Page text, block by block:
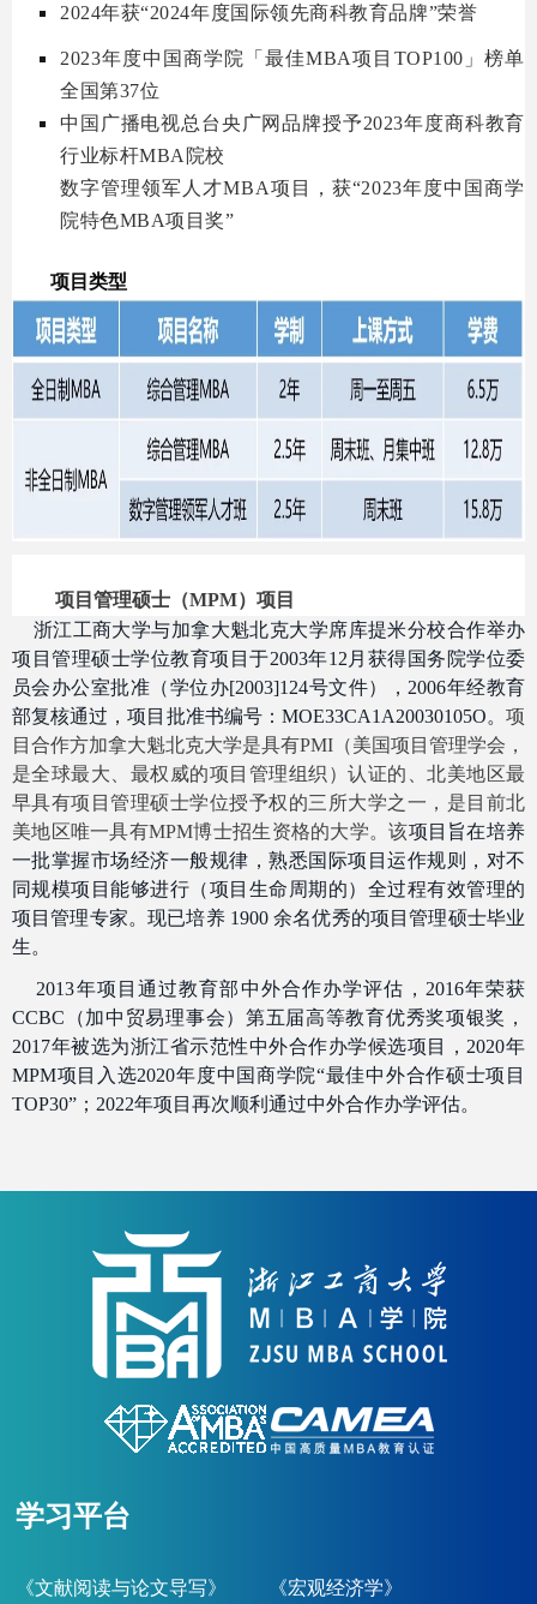
2024年获“2024年度国际领先商科教育品牌”荣誉
2023年度中国商学院「最佳MBA项目TOP100」榜单
全国第37位
中国广播电视总台央广网品牌授予2023年度商科教育
行业标杆MBA院校
数字管理领军人才MBA项目，获“2023年度中国商学
院特色MBA项目奖”
项目类型
项目管理硕士（MPM）项目
浙江工商大学与加拿大魁北克大学席库提米分校合作举办
项目管理硕士学位教育项目于2003年12月获得国务院学位委
员会办公室批准（学位办[2003]124号文件），2006年经教育
部复核通过，项目批准书编号：MOE33CA1A20030105O。 项
目合作方加拿大魁北克大学是具有PMI （美国项目管理学会，
是全球最大、最权威的项目管理组织）认证的、北美地区最
早具有项目管理硕士学位授予权的三所大学之一，是目前北
美地区唯一具有MPM博士招生资格的大学。该项目旨在培养
一批掌握市场经济一般规律，熟悉国际项目运作规则，对不
同规模项目能够进行（项目生命周期的）全过程有效管理的
项目管理专家。现已培养 1900 余名优秀的项目管理硕士毕业
生。
2013年项目通过教育部中外合作办学评估， 2016年荣获
CCBC （加中贸易理事会）第五届高等教育优秀奖项银奖，
2017年被选为浙江省示范性中外合作办学候选项目， 2020年
MPM项目入选2020年度中国商学院“最佳中外合作硕士项目
TOP30”； 2022年项目再次顺利通过中外合作办学评估。
学习平台
《文献阅读与论文导写》 《宏观经济学》